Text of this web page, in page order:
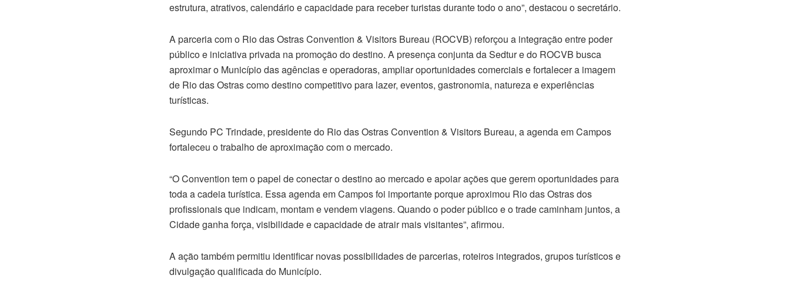
estrutura, atrativos, calendário e capacidade para receber turistas durante todo o ano”, destacou o secretário.
A parceria com o Rio das Ostras Convention & Visitors Bureau (ROCVB) reforçou a integração entre poder
público e iniciativa privada na promoção do destino. A presença conjunta da Sedtur e do ROCVB busca
aproximar o Município das agências e operadoras, ampliar oportunidades comerciais e fortalecer a imagem
de Rio das Ostras como destino competitivo para lazer, eventos, gastronomia, natureza e experiências
turísticas.
Segundo PC Trindade, presidente do Rio das Ostras Convention & Visitors Bureau, a agenda em Campos
fortaleceu o trabalho de aproximação com o mercado.
“O Convention tem o papel de conectar o destino ao mercado e apoiar ações que gerem oportunidades para
toda a cadeia turística. Essa agenda em Campos foi importante porque aproximou Rio das Ostras dos
profissionais que indicam, montam e vendem viagens. Quando o poder público e o trade caminham juntos, a
Cidade ganha força, visibilidade e capacidade de atrair mais visitantes”, afirmou.
A ação também permitiu identificar novas possibilidades de parcerias, roteiros integrados, grupos turísticos e
divulgação qualificada do Município.